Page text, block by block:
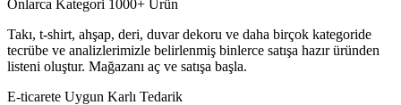
Onlarca Kategori 1000+ Ürün
Takı, t-shirt, ahşap, deri, duvar dekoru ve daha birçok kategoride
tecrübe ve analizlerimizle belirlenmiş binlerce satışa hazır üründen
listeni oluştur. Mağazanı aç ve satışa başla.
E-ticarete Uygun Karlı Tedarik